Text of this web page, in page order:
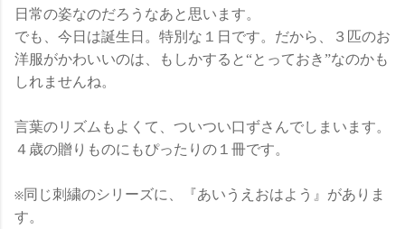
日常の姿なのだろうなあと思います。
でも、今日は誕生日。特別な１日です。だから、３匹のお
洋服がかわいいのは、もしかすると“とっておき”なのかも
しれませんね。
言葉のリズムもよくて、ついつい口ずさんでしまいます。
４歳の贈りものにもぴったりの１冊です。
※同じ刺繍のシリーズに、『あいうえおはよう』がありま
す。